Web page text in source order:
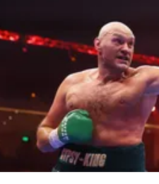
Wojna na Ukrainie
Jedzenie